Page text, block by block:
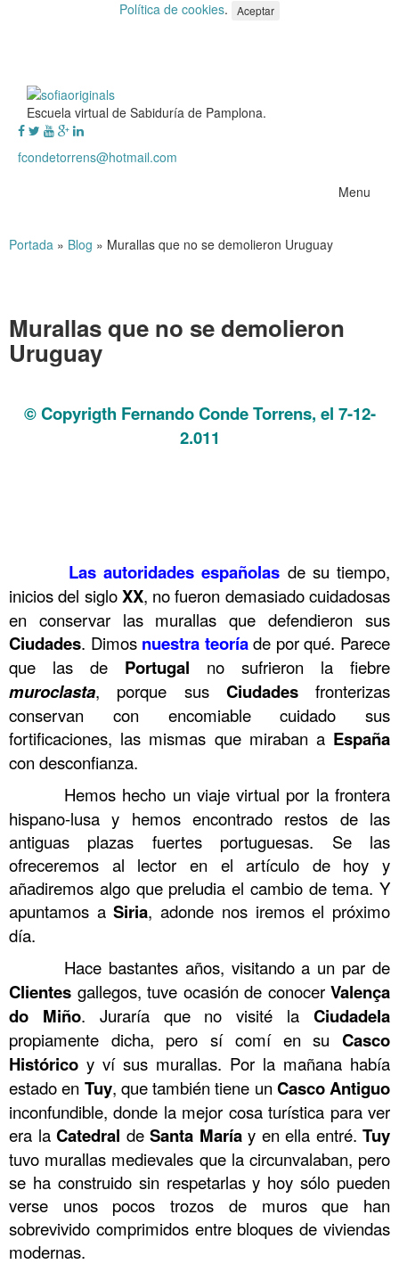
Política de cookies. Aceptar
Escuela virtual de Sabiduría de Pamplona.
fcondetorrens@hotmail.com
Menu
Portada » Blog » Murallas que no se demolieron Uruguay
Murallas que no se demolieron
Uruguay
© Copyrigth Fernando Conde Torrens, el 7-12-
2.011
Las autoridades españolas de su tiempo,
inicios del sigloXX, no fueron demasiado cuidadosas
en conservar las murallas que defendieron sus
Ciudades. Dimos nuestra teoríade por qué. Parece
que las de Portugal no sufrieron la fiebre
muroclasta, porque sus Ciudadesfronterizas
conservan con encomiable cuidado sus
fortificaciones, las mismas que miraban a España
con desconfianza.
Hemos hecho un viaje virtual por la frontera
hispano-lusa y hemos encontrado restos de las
antiguas plazas fuertes portuguesas. Se las
ofreceremos al lector en el artículo de hoy y
añadiremos algo que preludia el cambio de tema. Y
apuntamos aSiria, adonde nos iremos el próximo
día.
Hace bastantes años, visitando a un par de
Clientes gallegos, tuve ocasión de conocer Valença
do
Miño. Juraría que no visité laCiudadela
propiamente dicha, pero sí comí en su Casco
Histórico y ví sus murallas. Por la mañana había
estado en Tuy, que también tiene un CascoAntiguo
inconfundible, donde la mejor cosa turística para ver
era la Catedral de Santa Maríay en ella entré. Tuy
tuvo murallas medievales que la circunvalaban, pero
se ha construido sin respetarlas y hoy sólo pueden
verse unos pocos trozos de muros que han
sobrevivido comprimidos entre bloques de viviendas
modernas.